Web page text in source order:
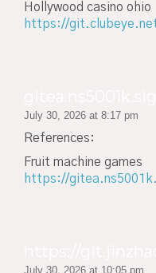
Hollywood casino ohio
https://
July 30, 2026 at 8:17 pm
References:
Fruit machine games
https://
July 30, 2026 at 10:05 pm